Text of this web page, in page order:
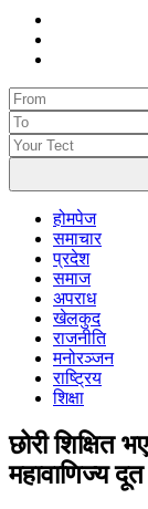
होमपेज
समाचार
प्रदेश
समाज
अपराध
खेलकुद
राजनीति
मनोरञ्जन
राष्ट्रिय
शिक्षा
छोरी शिक्षित
महावाणिज्य दूत